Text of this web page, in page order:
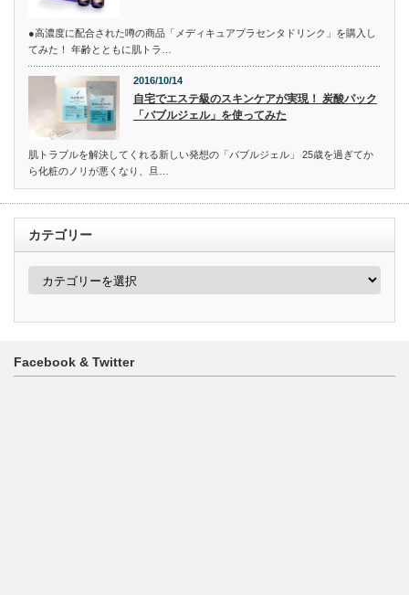
●高濃度に配合された噂の商品「メディキュアプラセンタドリンク」を購入し
てみた！ 年齢とともに肌トラ…
2016/10/14
自宅でエステ級のスキンケアが実現！ 炭酸パック
「バブルジェル」を使ってみた
肌トラブルを解決してくれる新しい発想の「バブルジェル」 25歳を過ぎてか
ら化粧のノリが悪くなり、旦…
カテゴリー
カ
ー
Facebook & Twitter